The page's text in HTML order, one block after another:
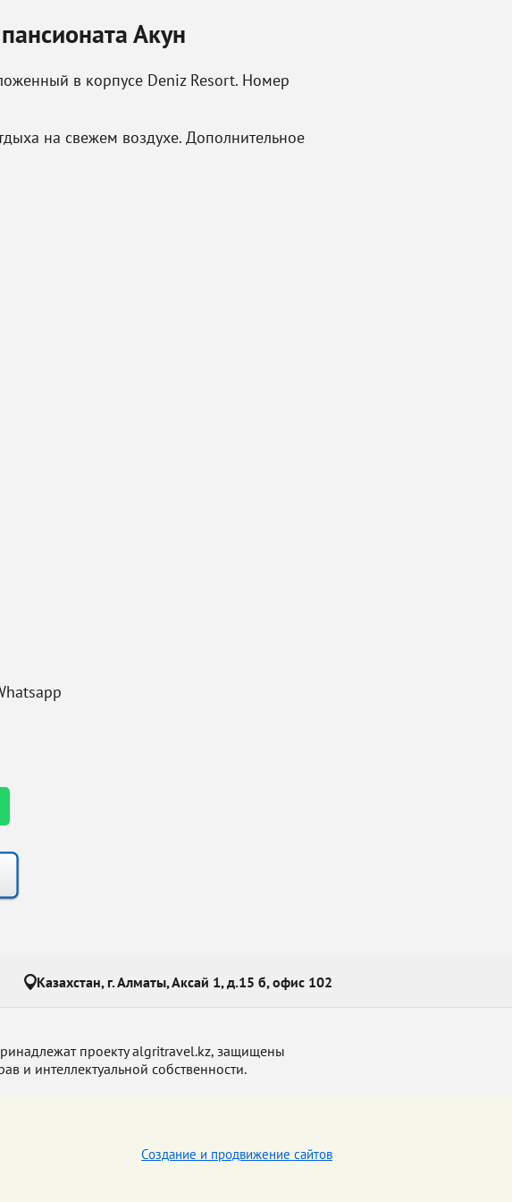
Акун
в корпусе Deniz Resort. Номер
на свежем воздухе. Дополнительное
Казахстан, г. Алматы, Аксай 1, д.15 б, офис 102
проекту algritravel.kz, защищены
и интеллектуальной собственности.
Создание и продвижение сайтов